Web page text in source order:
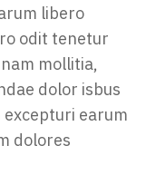
libero
odit tenetur
mollitia,
dolor isbus
earum
dolores